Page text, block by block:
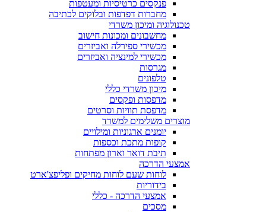
פנקסים כרטיסיות ומעטפות
מחברות דפדפות ובלוקים לכתיבה
טכנולוגיה ומיכון משרדי
מחשבונים ומכונות חישוב
מכשירי ספירלה ואביזרים
מכשירי למינציה ואביזרים
מגרסות
טלפונים
מיכון משרדי כללי
מדפסות ופקסים
מדפסת תוויות וסרטים
מוצרים משלימים למשרד
יומנים ארגוניות ומילויים
קופות מתכת וכספות
תיבת דואר וארון מפתחות
אמצעי הדרכה
לוחות שעם לוחות מחיקים ופליפצ'ארט
בידוריות
אמצעי הדרכה - כללי
מסכים